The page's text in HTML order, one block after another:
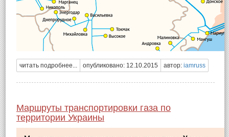
читать подробнее... опубликовано: 12.10.2015 автор: iamruss
Маршруты транспортировки газа по
территории Украины